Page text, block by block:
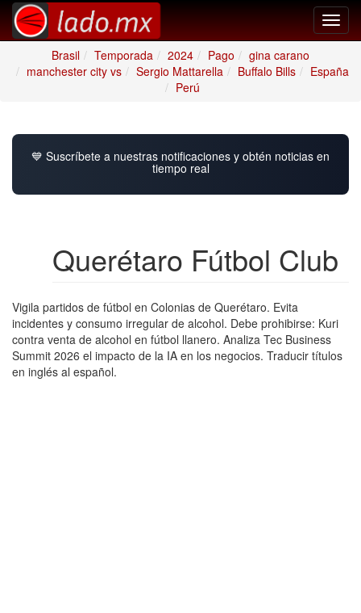
Brasil
Temporada 2024 Pago
gina carano
manchester city vs
Sergio Mattarella Buffalo Bills
España
Perú
💙 Suscríbete a nuestras notificaciones y obtén noticias en
tiempo real
Querétaro Fútbol Club
Vigila partidos de fútbol en Colonias de Querétaro. Evita
incidentes y consumo irregular de alcohol. Debe prohibirse: Kuri
contra venta de alcohol en fútbol llanero. Analiza Tec Business
Summit 2026 el impacto de la IA en los negocios. Traducir títulos
en inglés al español.